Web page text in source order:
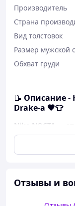
Производитель
Страна
Вид толстовок
Размер мужской
Обхват груди
📝 Описание -
Drake-а 🖤👕
Nike NOCTA —
Это
сDrake– для
🖤Черная,
Отзывы и